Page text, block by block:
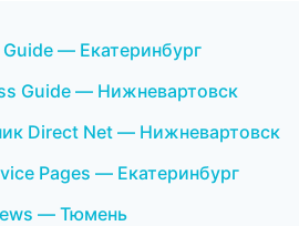
— Екатеринбург
Guide — Нижневартовск
Direct Net — Нижневартовск
Pages — Екатеринбург
— Тюмень